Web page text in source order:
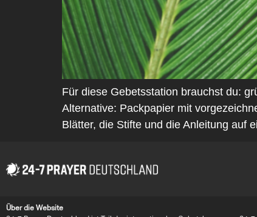
Für diese Gebetsstation brauchst du:
Alternative: Packpapier mit
Blätter, die Stifte und die Anleitung auf
Über die Website